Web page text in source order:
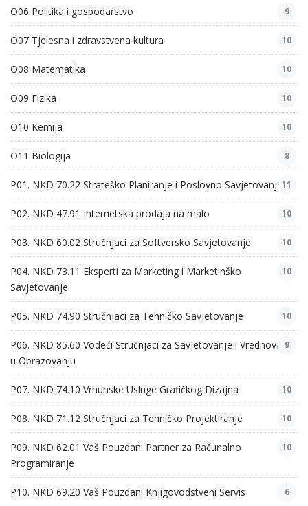
O06 Politika i gospodarstvo 9
O07 Tjelesna i zdravstvena kultura 10
O08 Matematika 10
O09 Fizika 10
O10 Kemija 10
O11 Biologija 8
P01. NKD 70.22 Strateško Planiranje i Poslovno Savjetovanje11
P02. NKD 47.91 Internetska prodaja na malo 10
P03. NKD 60.02 Stručnjaci za Softversko Savjetovanje 10
P04. NKD 73.11 Eksperti za Marketing i Marketinško
Savjetovanje
10
P05. NKD 74.90 Stručnjaci za Tehničko Savjetovanje 10
P06. NKD 85.60 Vodeći Stručnjaci za Savjetovanje i Vrednovanje
u Obrazovanju
9
P07. NKD 74.10 Vrhunske Usluge Grafičkog Dizajna 10
P08. NKD 71.12 Stručnjaci za Tehničko Projektiranje 10
P09. NKD 62.01 Vaš Pouzdani Partner za Računalno
Programiranje
10
P10. NKD 69.20 Vaš Pouzdani Knjigovodstveni Servis 6